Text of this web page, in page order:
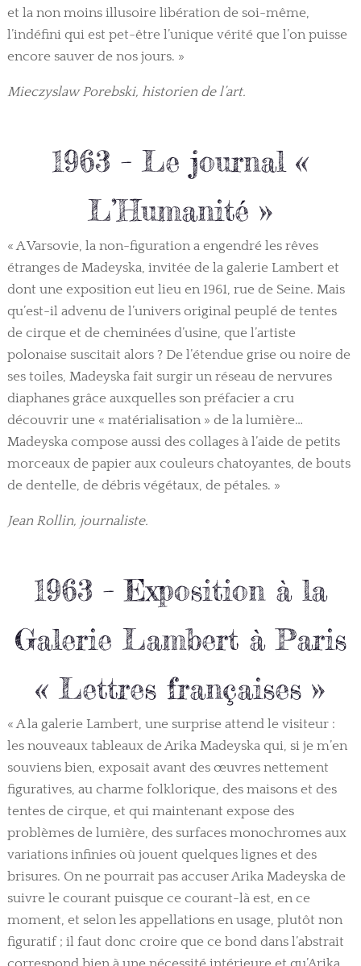
et la non moins illusoire libération de soi-même,
l’indéfini qui est pet-être l’unique vérité que l’on puisse
encore sauver de nos jours. »
Mieczyslaw Porebski, historien de l’art.
1963 – Le journal «
L’Humanité »
« A Varsovie, la non-figuration a engendré les rêves
étranges de Madeyska, invitée de la galerie Lambert et
dont une exposition eut lieu en 1961, rue de Seine. Mais
qu’est-il advenu de l’univers original peuplé de tentes
de cirque et de cheminées d’usine, que l’artiste
polonaise suscitait alors ? De l’étendue grise ou noire de
ses toiles, Madeyska fait surgir un réseau de nervures
diaphanes grâce auxquelles son préfacier a cru
découvrir une « matérialisation » de la lumière…
Madeyska compose aussi des collages à l’aide de petits
morceaux de papier aux couleurs chatoyantes, de bouts
de dentelle, de débris végétaux, de pétales. »
Jean Rollin, journaliste.
1963 – Exposition à la
Galerie Lambert à Paris
« Lettres françaises »
« A la galerie Lambert, une surprise attend le visiteur :
les nouveaux tableaux de Arika Madeyska qui, si je m’en
souviens bien, exposait avant des œuvres nettement
figuratives, au charme folklorique, des maisons et des
tentes de cirque, et qui maintenant expose des
problèmes de lumière, des surfaces monochromes aux
variations infinies où jouent quelques lignes et des
brisures. On ne pourrait pas accuser Arika Madeyska de
suivre le courant puisque ce courant-là est, en ce
moment, et selon les appellations en usage, plutôt non
figuratif ; il faut donc croire que ce bond dans l’abstrait